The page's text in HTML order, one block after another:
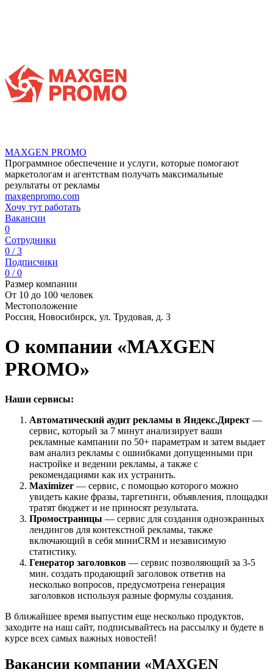
MAXGEN PROMO
Программное обеспечение и услуги, которые помогают
маркетологам и агентствам получать максимальные
результаты от рекламы
maxgenpromo.com
Хочу тут работать
Вакансии
0
Сотрудники
0 / 3
Подписчики
0 / 0
Размер компании
От 10 до 100 человек
Местоположение
Россия, Новосибирск, ул. Трудовая, д. 3
О компании «MAXGEN
PROMO»
Наши сервисы:
Автоматический аудит рекламы в Яндекс.Директ —
сервис, который за 7 минут анализирует ваши
рекламные кампании по 50+ параметрам и затем выдает
вам анализ рекламы с ошиибками допущенными при
настройке и ведении рекламы, а также с
рекомендациями как их устранить.
Maximizer — сервис, с помощью которого можно
увидеть какие фразы, таргетинги, объявления, площадки
тратят бюджет и не приносят результата.
Промостраницы — сервис для создания одноэкранных
лендингов для контекстной рекламы, также
включающий в себя миниCRM и независимую
статистику.
Генератор заголовков — сервис позволяющий за 3-5
мин. создать продающий заголовок ответив на
несколько вопросов, предусмотрена генерация
заголовков используя разные формулы создания.
В ближайшее время выпустим еще несколько продуктов,
заходите на наш сайт, подписывайтесь на рассылку и будете в
курсе всех самых важных новостей!
Вакансии компании «MAXGEN